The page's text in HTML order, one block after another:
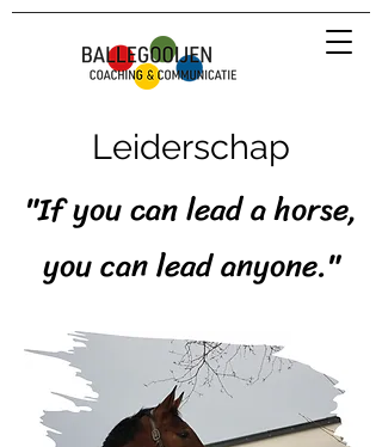
Leiderschap
"If you can lead a horse,
you can lead anyone."